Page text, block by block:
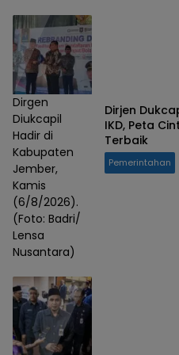
Dirgen
Diukcapil
Hadir di
Kabupaten
Jember,
Kamis
(6/8/2026).
(Foto: Badri/
Lensa
Nusantara)
Dirjen
IKD, Peta
Terbaik
Pemerintahan